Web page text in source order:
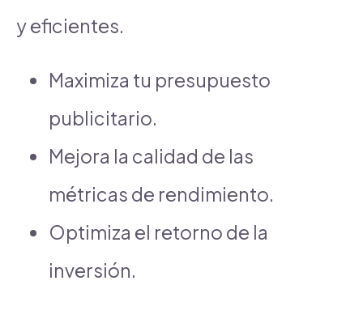
y eficientes.
Maximiza tu presupuesto
publicitario.
Mejora la calidad de las
métricas de rendimiento.
Optimiza el retorno de la
inversión.